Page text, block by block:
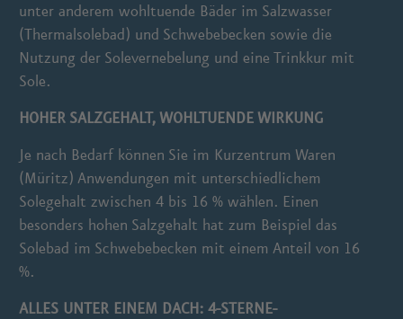
unter anderem wohltuende Bäder im Salzwasser
(Thermalsolebad) und Schwebebecken sowie die
Nutzung der Solevernebelung und eine Trinkkur mit
Sole.
HOHER SALZGEHALT, WOHLTUENDE WIRKUNG
Je nach Bedarf können Sie im Kurzentrum Waren
(Müritz) Anwendungen mit unterschiedlichem
Solegehalt zwischen 4 bis 16 % wählen. Einen
besonders hohen Salzgehalt hat zum Beispiel das
Solebad im Schwebebecken mit einem Anteil von 16
%.
ALLES UNTER EINEM DACH: 4-STERNE-